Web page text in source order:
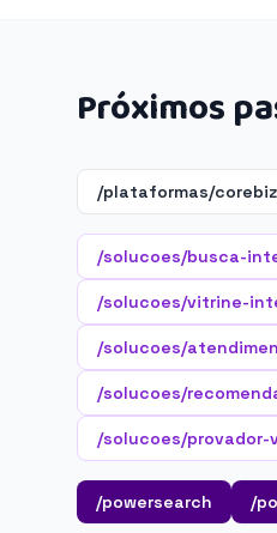
Próximos
/plataformas/corebiz
/solucoes/busca-
/solucoes/vitrine-
/solucoes/
/solucoes/
/solucoes/
/powersearch /